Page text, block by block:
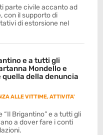
parte civile accanto ad
con il supporto di
di estorsione nel
e a tutti gli
Mondello e
quella della denuncia
ALLE VITTIME,ATTIVITA'
Brigantino” e a tutti gli
a dover fare i conti